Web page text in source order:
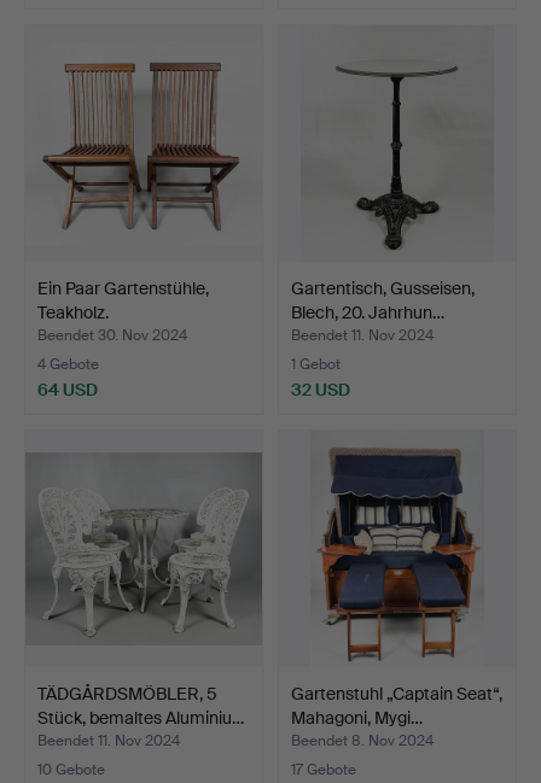
Ein Paar Gartenstühle,
Teakholz.
Beendet 30. Nov 2024
4 Gebote
64 USD
Gartentisch, Gusseisen,
Blech, 20. Jahrhun…
Beendet 11. Nov 2024
1 Gebot
32 USD
TÄDGÅRDSMÖBLER, 5
Stück, bemaltes Aluminiu…
Beendet 11. Nov 2024
10 Gebote
Gartenstuhl „Captain Seat“,
Mahagoni, Mygi…
Beendet 8. Nov 2024
17 Gebote